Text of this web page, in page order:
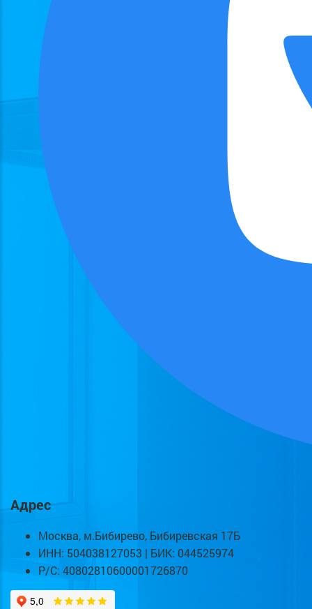
Адрес
Москва, м.Бибирево, Бибиревская 17Б
ИНН: 504038127053 | БИК: 044525974
Р/С: 40802810600001726870